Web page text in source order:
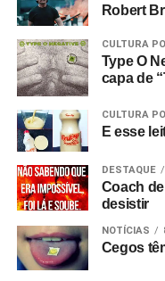
Robert
CULTURA
Type O
capa de
CULTURA
E esse
DESTAQUE
Coach
desistir
NOTÍCIAS
Cegos